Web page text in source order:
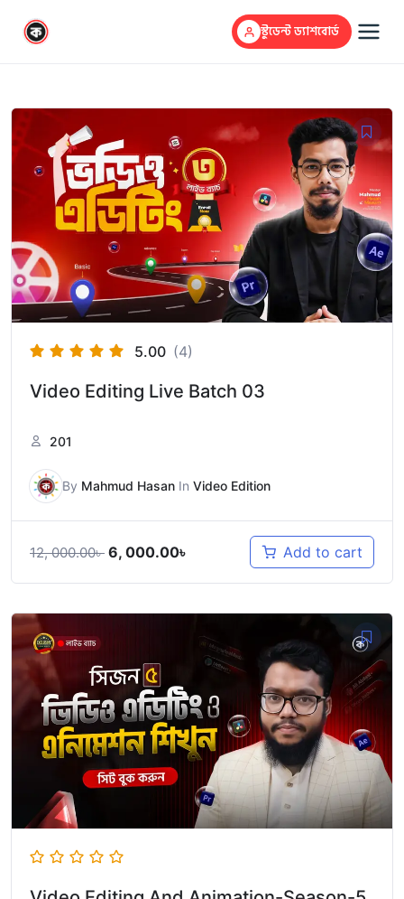
স্টুডেন্ট ড্যাশবোর্ড
5.00 (4)
Video Editing Live Batch 03
201
By Mahmud Hasan In Video Edition
12, 000.00৳ 6, 000.00৳ Add to cart